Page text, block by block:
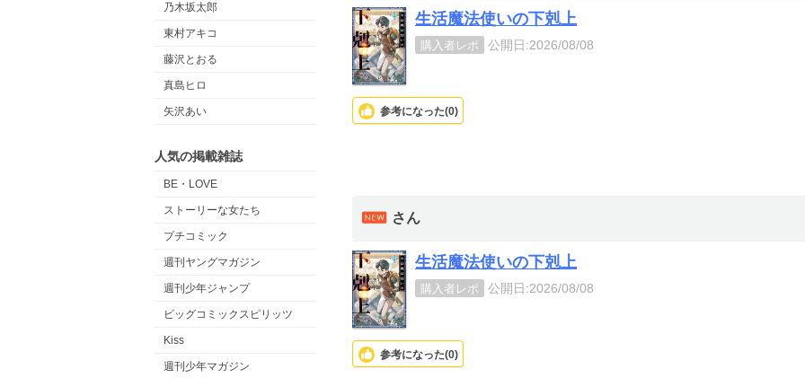
乃木坂太郎
東村アキコ
藤沢とおる
真島ヒロ
矢沢あい
人気の掲載雑誌
BE・LOVE
ストーリーな女たち
プチコミック
週刊ヤングマガジン
週刊少年ジャンプ
ビッグコミックスピリッツ
Kiss
週刊少年マガジン
生活魔法使いの下剋上
購入者レポ 公開日:2026/08/08
参考になった(0)
さん
生活魔法使いの下剋上
購入者レポ 公開日:2026/08/08
参考になった(0)